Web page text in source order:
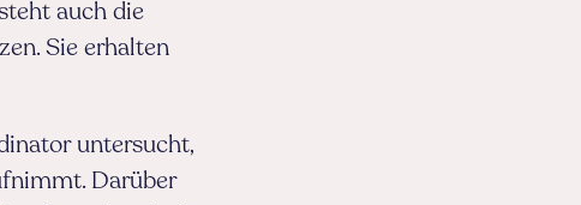
auch die
Sie erhalten
untersucht,
Darüber